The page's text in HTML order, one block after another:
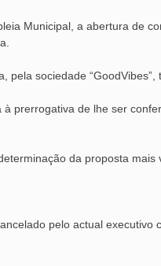
Municipal, a abertura de
sociedade “GoodVibes”,
prerrogativa de lhe ser
da proposta mais
pelo actual